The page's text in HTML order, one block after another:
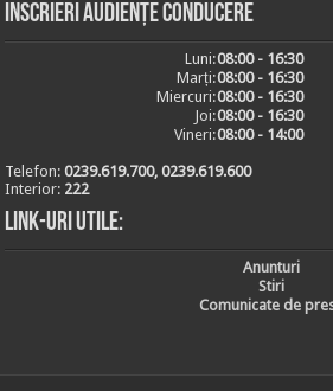
Inscrieri audiențe conducere
Luni:08:00 - 16:30
Marți:08:00 - 16:30
Miercuri:08:00 - 16:30
Joi:08:00 - 16:30
Vineri:08:00 - 14:00
Telefon:0239.619.700, 0239.619.600
Interior: 222
Link-uri utile:
Anunturi
Stiri
Comunicate de